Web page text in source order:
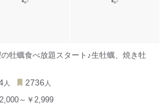
牡蠣食べ放題スタート♪生牡蠣、焼き牡
人 2736 人
～￥2,999